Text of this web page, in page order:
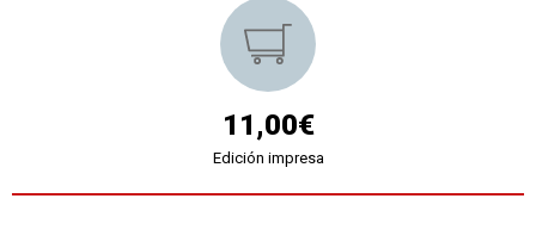
11,00€
Edición impresa